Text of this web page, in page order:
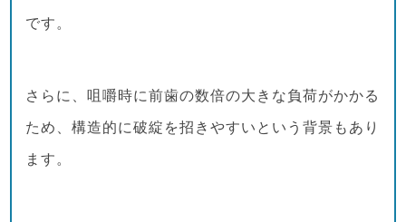
です。
さらに、咀嚼時に前歯の数倍の大きな負荷がかかる
ため、構造的に破綻を招きやすいという背景もあり
ます。